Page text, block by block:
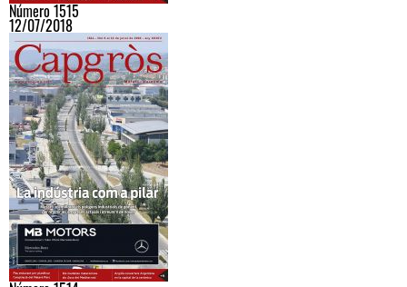
Número 1515
12/07/2018